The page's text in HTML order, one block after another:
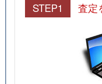
STEP1 査定